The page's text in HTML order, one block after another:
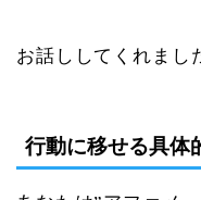
お話ししてくれまし
行動に移せる具体